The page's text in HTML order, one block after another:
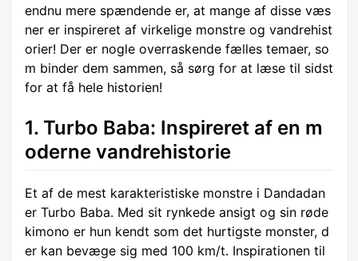
endnu mere spændende er, at mange af disse væs
ner er inspireret af virkelige monstre og vandrehist
orier! Der er nogle overraskende fælles temaer, so
m binder dem sammen, så sørg for at læse til sidst
for at få hele historien!
1. Turbo Baba: Inspireret af en m
oderne vandrehistorie
Et af de mest karakteristiske monstre i Dandadan
er Turbo Baba. Med sit rynkede ansigt og sin røde
kimono er hun kendt som det hurtigste monster, d
er kan bevæge sig med 100 km/t. Inspirationen til